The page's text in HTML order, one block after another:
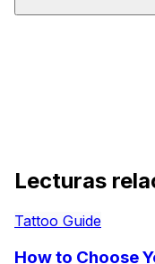
Lecturas
Tattoo Guide
How to Choose